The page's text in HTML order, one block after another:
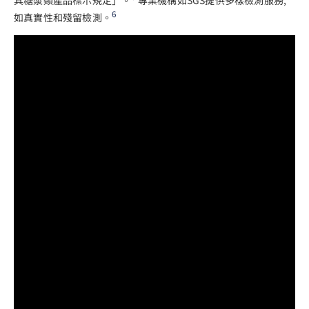
如真實性和殘留檢測。 6